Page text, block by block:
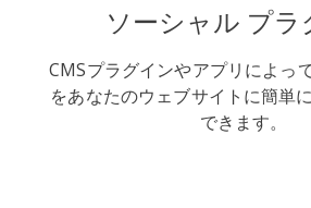
アイオー
カカオ
ソーシャル プラ
CMSプラグインやアプリによっ
をあなたのウェブサイトに簡単
できます。